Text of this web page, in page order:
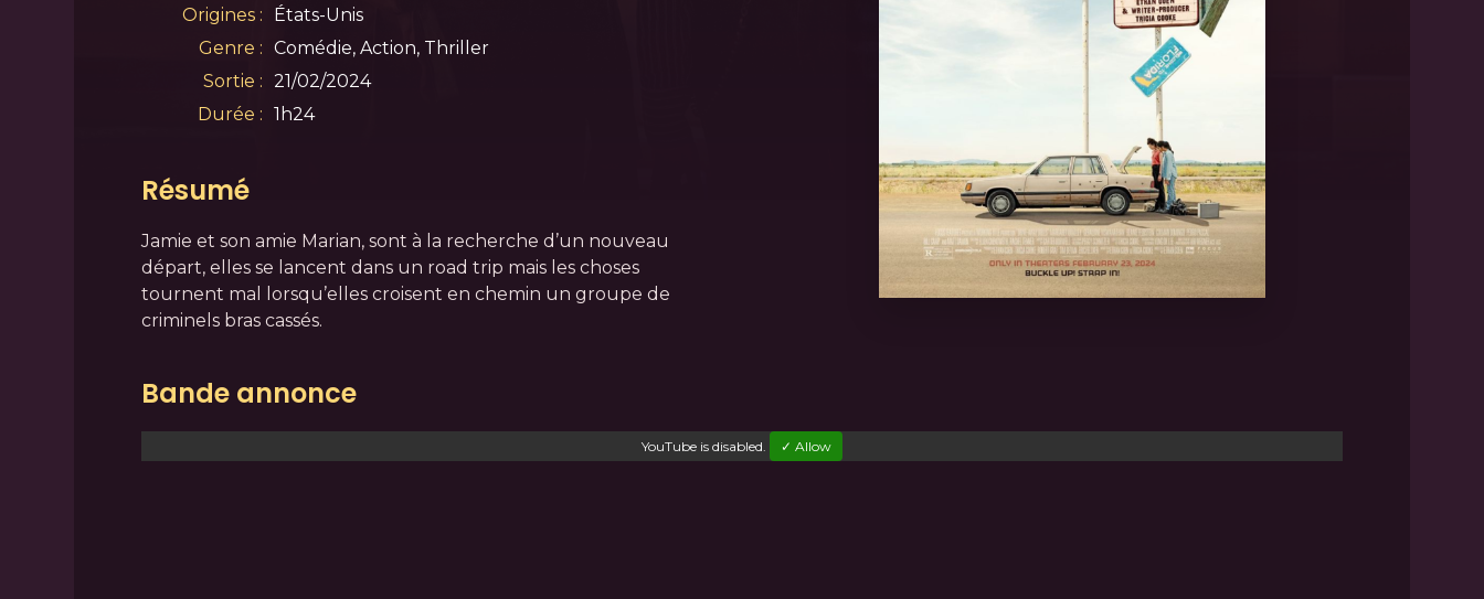
Origines :
États-Unis
Genre : Comédie, Action, Thriller
Sortie : 21/02/2024
Durée : 1h24
Résumé
Jamie et son amie Marian, sont à la recherche d’un nouveau
départ, elles se lancent dans un road trip mais les choses
tournent mal lorsqu’elles croisent en chemin un groupe de
criminels bras cassés.
Bande annonce
YouTube is disabled. ✓ Allow